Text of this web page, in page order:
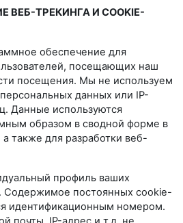
ВЕБ-ТРЕКИНГА И COOKIE-
обеспечение для
посещающих наш
посещения. Мы не используем
данных или IP-
Данные используются
образом в сводной форме в
а также для разработки веб-
профиль ваших
Содержимое постоянных cookie-
идентификационным номером.